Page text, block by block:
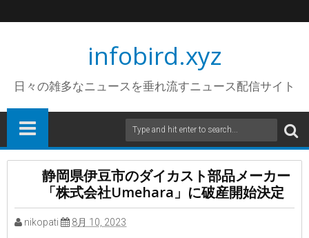
infobird.xyz
日々の雑多なニュースを垂れ流すニュース配信サイト
静岡県伊豆市のダイカスト部品メーカー
「株式会社Umehara」に破産開始決定
nikopati 8月 10, 2023